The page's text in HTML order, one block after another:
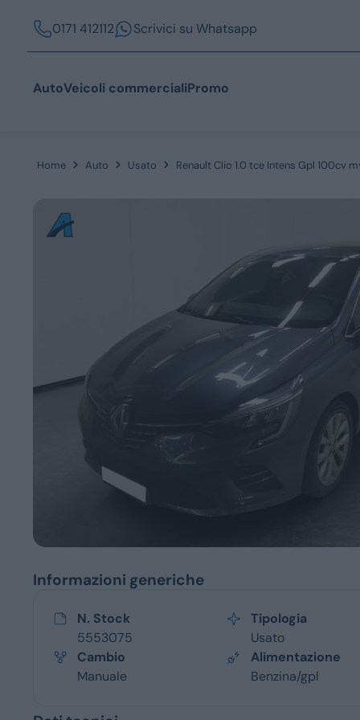
0171 412112 Scrivici su Whatsapp
AutoVeicoli commercialiPromo
Home Auto Usato Renault Clio 1.0 tce Intens Gpl 100cv
Informazioni generiche
N. Stock
5553075
Tipologia
Usato
Cambio
Manuale
Alimentazione
Benzina/gpl